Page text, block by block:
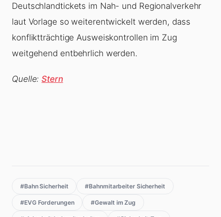
Deutschlandtickets im Nah- und Regionalverkehr
laut Vorlage so weiterentwickelt werden, dass
konflikt­trächtige Ausweiskontrollen im Zug
weitgehend entbehrlich werden.
Quelle:Stern
#Bahn Sicherheit #Bahnmitarbeiter Sicherheit
#EVG Forderungen #Gewalt im Zug